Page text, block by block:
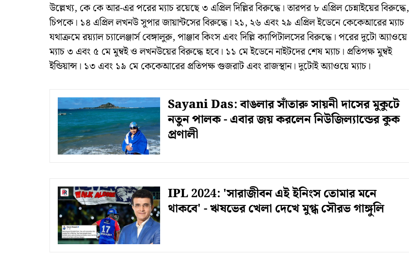
উল্লেখ্য, কে কে আর-এর পরের ম্যাচ রয়েছে ৩ এপ্রিল দিল্লির বিরুদ্ধে। তারপর ৮ এপ্রিল চেন্নাইয়ের বিরুদ্ধে,
চিপকে। ১৪ এপ্রিল লখনউ সুপার জায়ান্টসের বিরুদ্ধে। ২১, ২৬ এবং ২৯ এপ্রিল ইডেনে কেকেআরের ম্যাচ
যথাক্রমে রয়্যাল চ্যালেঞ্জার্স বেঙ্গালুরু, পাঞ্জাব কিংস এবং দিল্লি ক্যাপিটালসের বিরুদ্ধে। পরের দুটো অ্যাওয়ে
ম্যাচ ৩ এবং ৫ মে মুম্বই ও লখনউয়ের বিরুদ্ধে হবে। ১১ মে ইডেনে নাইটদের শেষ ম্যাচ। প্রতিপক্ষ মুম্বই
ইন্ডিয়ান্স। ১৩ এবং ১৯ মে কেকেআরের প্রতিপক্ষ গুজরাট এবং রাজস্থান। দুটোই অ্যাওয়ে ম্যাচ।
Sayani Das: বাঙলার সাঁতারু সায়নী দাসের মুকুটে
নতুন পালক - এবার জয় করলেন নিউজিল্যান্ডের কুক
প্রণালী
IPL 2024: 'সারাজীবন এই ইনিংস তোমার মনে
থাকবে' - ঋষভের খেলা দেখে মুগ্ধ সৌরভ গাঙ্গুলি